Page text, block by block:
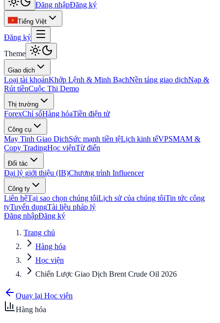
Đăng nhậpĐăng ký
Tiếng Việt
Đăng ký
Theme
Giao dịch
Loại tài khoảnKhớp Lệnh & Minh BạchNền tảng giao dịchNạp &
Rút tiềnCuộc Thi Demo
Thị trường
ForexChỉ sốHàng hóaTiền điện tử
Công cụ
May Tinh Giao DichSức mạnh tiền tệLịch kinh tếVPSMAM &
Copy TradingHọc việnTừ điển
Đối tác
Đại lý giới thiệu (IB)Chương trình Influencer
Công ty
Liên hệTại sao chọn chúng tôiLịch sử của chúng tôiTin tức công
tyTuyển dụngTài liệu pháp lý
Đăng nhậpĐăng ký
Trang chủ
Hàng hóa
Học viện
Chiến Lược Giao Dịch Brent Crude Oil 2026
Quay lại Học viện
Hàng hóa